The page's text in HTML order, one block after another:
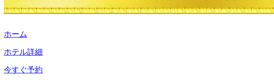
ホーム
ホテル詳細
今すぐ予約